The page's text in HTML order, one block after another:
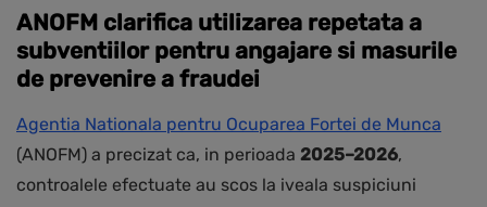
ANOFM clarifica utilizarea repetata a
subventiilor pentru angajare si masurile
de prevenire a fraudei
Agentia Nationala pentru Ocuparea Fortei de Munca
(ANOFM) a precizat ca, in perioada 2025–2026,
controalele efectuate au scos la iveala suspiciuni